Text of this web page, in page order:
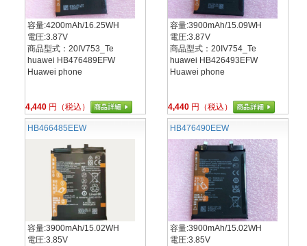
容量:4200mAh/16.25WH
電圧:3.87V
商品型式：20IV753_Te
huawei HB476489EFW
Huawei phone
4,440 円（税込）
容量:3900mAh/15.09WH
電圧:3.87V
商品型式：20IV754_Te
huawei HB426493EFW
Huawei phone
4,440 円（税込）
HB466485EEW
容量:3900mAh/15.02WH
電圧:3.85V
HB476490EEW
容量:3900mAh/15.02WH
電圧:3.85V